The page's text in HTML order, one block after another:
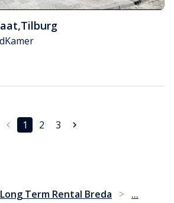
,Tilburg
Kamer
1 2 3
Long Term Rental Breda > ...